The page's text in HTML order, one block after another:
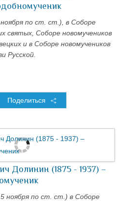
по ст. ст.), в Соборе
святых, Соборе новомучеников
и в Соборе новомучеников
Русской.
Поделиться
Долинин (1875 - 1937) –
ноября по ст. ст.) в Соборе